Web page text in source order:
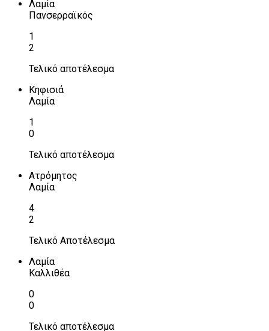
Λαμία
Πανσερραϊκός
1
2
Τελικό αποτέλεσμα
Κηφισιά
Λαμία
1
0
Τελικό αποτέλεσμα
Ατρόμητος
Λαμία
4
2
Τελικό Αποτέλεσμα
Λαμία
Καλλιθέα
0
0
Τελικό αποτέλεσμα